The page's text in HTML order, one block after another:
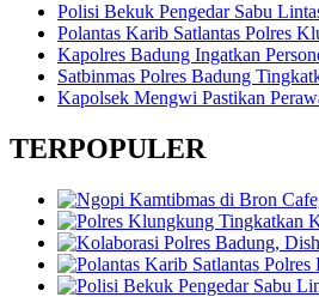
Polisi Bekuk Pengedar Sabu
Polantas Karib Satlantas Polres
Kapolres Badung Ingatkan
Satbinmas Polres Badung
Kapolsek Mengwi Pastikan
TERPOPULER